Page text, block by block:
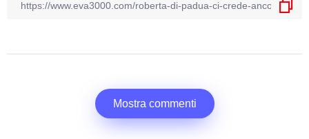
Mostra commenti